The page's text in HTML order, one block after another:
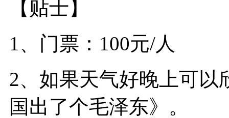
【贴士】
1、门票：100元/人
2、如果天气好晚上可以
国出了个毛泽东》。